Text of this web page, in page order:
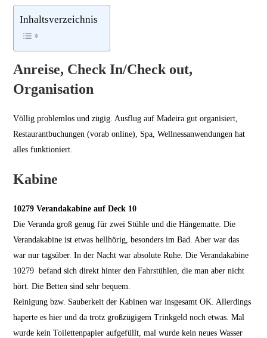
Inhaltsverzeichnis
Anreise, Check In/Check out,
Organisation
Völlig problemlos und zügig. Ausflug auf Madeira gut organisiert,
Restaurantbuchungen (vorab online), Spa, Wellnessanwendungen hat
alles funktioniert.
Kabine
10279 Verandakabine auf Deck 10
Die Veranda groß genug für zwei Stühle und die Hängematte. Die
Verandakabine ist etwas hellhörig, besonders im Bad. Aber war das
war nur tagsüber. In der Nacht war absolute Ruhe. Die Verandakabine
10279 befand sich direkt hinter den Fahrstühlen, die man aber nicht
hört. Die Betten sind sehr bequem.
Reinigung bzw. Sauberkeit der Kabinen war insgesamt OK. Allerdings
haperte es hier und da trotz großzügigem Trinkgeld noch etwas. Mal
wurde kein Toilettenpapier aufgefüllt, mal wurde kein neues Wasser